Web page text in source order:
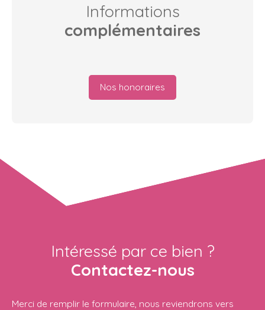
Informations
complémentaires
Nos honoraires
Intéressé par ce bien ?
Contactez-nous
Merci de remplir le formulaire, nous reviendrons vers